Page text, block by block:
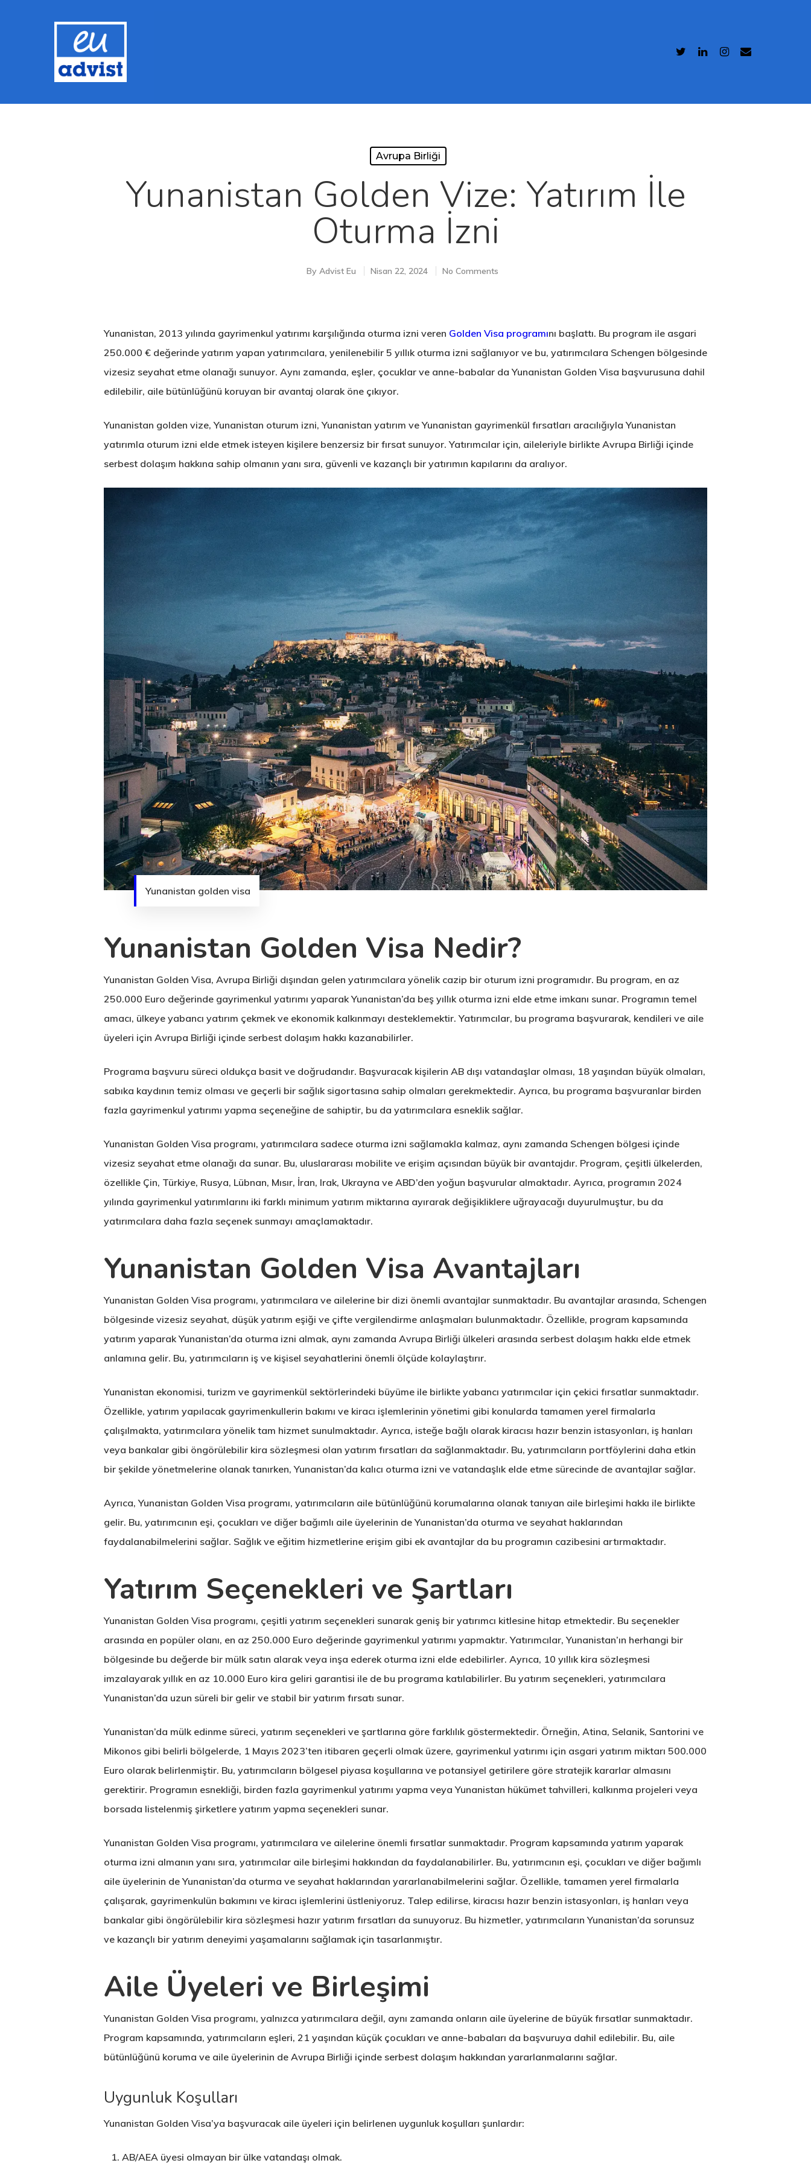
Avrupa Birliği
Yunanistan Golden Vize: Yatırım İle
Oturma İzni
By Advist Eu Nisan 22, 2024 No Comments
Yunanistan, 2013 yılında gayrimenkul yatırımı karşılığında oturma izni veren Golden Visa programını başlattı. Bu program ile asgari
250.000 € değerinde yatırım yapan yatırımcılara, yenilenebilir 5 yıllık oturma izni sağlanıyor ve bu, yatırımcılara Schengen bölgesinde
vizesiz seyahat etme olanağı sunuyor. Aynı zamanda, eşler, çocuklar ve anne-babalar da Yunanistan Golden Visa başvurusuna dahil
edilebilir, aile bütünlüğünü koruyan bir avantaj olarak öne çıkıyor.
Yunanistan golden vize, Yunanistan oturum izni, Yunanistan yatırım ve Yunanistan gayrimenkül fırsatları aracılığıyla Yunanistan
yatırımla oturum izni elde etmek isteyen kişilere benzersiz bir fırsat sunuyor. Yatırımcılar için, aileleriyle birlikte Avrupa Birliği içinde
serbest dolaşım hakkına sahip olmanın yanı sıra, güvenli ve kazançlı bir yatırımın kapılarını da aralıyor.
Yunanistan golden visa
Yunanistan Golden Visa Nedir?
Yunanistan Golden Visa, Avrupa Birliği dışından gelen yatırımcılara yönelik cazip bir oturum izni programıdır. Bu program, en az
250.000 Euro değerinde gayrimenkul yatırımı yaparak Yunanistan’da beş yıllık oturma izni elde etme imkanı sunar. Programın temel
amacı, ülkeye yabancı yatırım çekmek ve ekonomik kalkınmayı desteklemektir. Yatırımcılar, bu programa başvurarak, kendileri ve aile
üyeleri için Avrupa Birliği içinde serbest dolaşım hakkı kazanabilirler.
Programa başvuru süreci oldukça basit ve doğrudandır. Başvuracak kişilerin AB dışı vatandaşlar olması, 18 yaşından büyük olmaları,
sabıka kaydının temiz olması ve geçerli bir sağlık sigortasına sahip olmaları gerekmektedir. Ayrıca, bu programa başvuranlar birden
fazla gayrimenkul yatırımı yapma seçeneğine de sahiptir, bu da yatırımcılara esneklik sağlar.
Yunanistan Golden Visa programı, yatırımcılara sadece oturma izni sağlamakla kalmaz, aynı zamanda Schengen bölgesi içinde
vizesiz seyahat etme olanağı da sunar. Bu, uluslararası mobilite ve erişim açısından büyük bir avantajdır. Program, çeşitli ülkelerden,
özellikle Çin, Türkiye, Rusya, Lübnan, Mısır, İran, Irak, Ukrayna ve ABD’den yoğun başvurular almaktadır. Ayrıca, programın 2024
yılında gayrimenkul yatırımlarını iki farklı minimum yatırım miktarına ayırarak değişikliklere uğrayacağı duyurulmuştur, bu da
yatırımcılara daha fazla seçenek sunmayı amaçlamaktadır.
Yunanistan Golden Visa Avantajları
Yunanistan Golden Visa programı, yatırımcılara ve ailelerine bir dizi önemli avantajlar sunmaktadır. Bu avantajlar arasında, Schengen
bölgesinde vizesiz seyahat, düşük yatırım eşiği ve çifte vergilendirme anlaşmaları bulunmaktadır. Özellikle, program kapsamında
yatırım yaparak Yunanistan’da oturma izni almak, aynı zamanda Avrupa Birliği ülkeleri arasında serbest dolaşım hakkı elde etmek
anlamına gelir. Bu, yatırımcıların iş ve kişisel seyahatlerini önemli ölçüde kolaylaştırır.
Yunanistan ekonomisi, turizm ve gayrimenkül sektörlerindeki büyüme ile birlikte yabancı yatırımcılar için çekici fırsatlar sunmaktadır.
Özellikle, yatırım yapılacak gayrimenkullerin bakımı ve kiracı işlemlerinin yönetimi gibi konularda tamamen yerel firmalarla
çalışılmakta, yatırımcılara yönelik tam hizmet sunulmaktadır. Ayrıca, isteğe bağlı olarak kiracısı hazır benzin istasyonları, iş hanları
veya bankalar gibi öngörülebilir kira sözleşmesi olan yatırım fırsatları da sağlanmaktadır. Bu, yatırımcıların portföylerini daha etkin
bir şekilde yönetmelerine olanak tanırken, Yunanistan’da kalıcı oturma izni ve vatandaşlık elde etme sürecinde de avantajlar sağlar.
Ayrıca, Yunanistan Golden Visa programı, yatırımcıların aile bütünlüğünü korumalarına olanak tanıyan aile birleşimi hakkı ile birlikte
gelir. Bu, yatırımcının eşi, çocukları ve diğer bağımlı aile üyelerinin de Yunanistan’da oturma ve seyahat haklarından
faydalanabilmelerini sağlar. Sağlık ve eğitim hizmetlerine erişim gibi ek avantajlar da bu programın cazibesini artırmaktadır.
Yatırım Seçenekleri ve Şartları
Yunanistan Golden Visa programı, çeşitli yatırım seçenekleri sunarak geniş bir yatırımcı kitlesine hitap etmektedir. Bu seçenekler
arasında en popüler olanı, en az 250.000 Euro değerinde gayrimenkul yatırımı yapmaktır. Yatırımcılar, Yunanistan’ın herhangi bir
bölgesinde bu değerde bir mülk satın alarak veya inşa ederek oturma izni elde edebilirler. Ayrıca, 10 yıllık kira sözleşmesi
imzalayarak yıllık en az 10.000 Euro kira geliri garantisi ile de bu programa katılabilirler. Bu yatırım seçenekleri, yatırımcılara
Yunanistan’da uzun süreli bir gelir ve stabil bir yatırım fırsatı sunar.
Yunanistan’da mülk edinme süreci, yatırım seçenekleri ve şartlarına göre farklılık göstermektedir. Örneğin, Atina, Selanik, Santorini ve
Mikonos gibi belirli bölgelerde, 1 Mayıs 2023’ten itibaren geçerli olmak üzere, gayrimenkul yatırımı için asgari yatırım miktarı 500.000
Euro olarak belirlenmiştir. Bu, yatırımcıların bölgesel piyasa koşullarına ve potansiyel getirilere göre stratejik kararlar almasını
gerektirir. Programın esnekliği, birden fazla gayrimenkul yatırımı yapma veya Yunanistan hükümet tahvilleri, kalkınma projeleri veya
borsada listelenmiş şirketlere yatırım yapma seçenekleri sunar.
Yunanistan Golden Visa programı, yatırımcılara ve ailelerine önemli fırsatlar sunmaktadır. Program kapsamında yatırım yaparak
oturma izni almanın yanı sıra, yatırımcılar aile birleşimi hakkından da faydalanabilirler. Bu, yatırımcının eşi, çocukları ve diğer bağımlı
aile üyelerinin de Yunanistan’da oturma ve seyahat haklarından yararlanabilmelerini sağlar. Özellikle, tamamen yerel firmalarla
çalışarak, gayrimenkulün bakımını ve kiracı işlemlerini üstleniyoruz. Talep edilirse, kiracısı hazır benzin istasyonları, iş hanları veya
bankalar gibi öngörülebilir kira sözleşmesi hazır yatırım fırsatları da sunuyoruz. Bu hizmetler, yatırımcıların Yunanistan’da sorunsuz
ve kazançlı bir yatırım deneyimi yaşamalarını sağlamak için tasarlanmıştır.
Aile Üyeleri ve Birleşimi
Yunanistan Golden Visa programı, yalnızca yatırımcılara değil, aynı zamanda onların aile üyelerine de büyük fırsatlar sunmaktadır.
Program kapsamında, yatırımcıların eşleri, 21 yaşından küçük çocukları ve anne-babaları da başvuruya dahil edilebilir. Bu, aile
bütünlüğünü koruma ve aile üyelerinin de Avrupa Birliği içinde serbest dolaşım hakkından yararlanmalarını sağlar.
Uygunluk Koşulları
Yunanistan Golden Visa’ya başvuracak aile üyeleri için belirlenen uygunluk koşulları şunlardır:
AB/AEA üyesi olmayan bir ülke vatandaşı olmak.